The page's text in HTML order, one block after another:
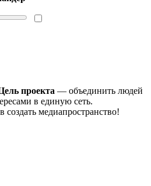
проекта — объединить людей
в единую сеть.
создать медиапространство!